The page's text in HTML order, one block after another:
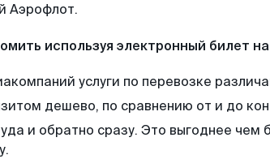
Аэрофлот.
используя электронный билет
услуги по перевозке
дешево, по сравнению от и до
и обратно сразу. Это выгоднее чем